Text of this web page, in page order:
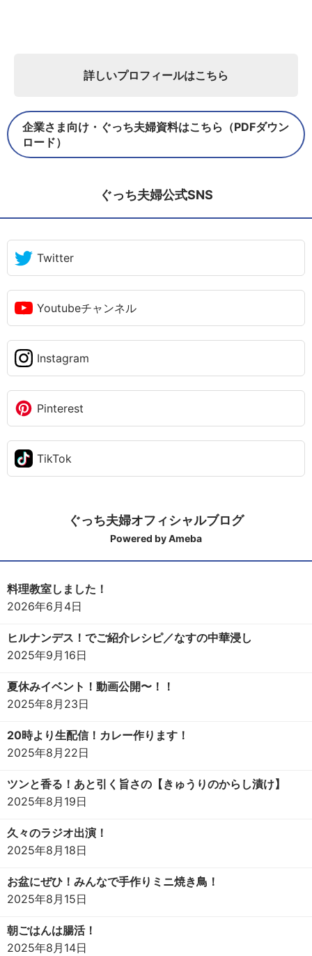
詳しいプロフィールはこちら
企業さま向け・ぐっち夫婦資料はこちら（PDFダウン
ロード）
ぐっち夫婦公式SNS
Twitter
Youtubeチャンネル
Instagram
Pinterest
TikTok
ぐっち夫婦オフィシャルブログ
Powered by Ameba
料理教室しました！
2026年6月4日
ヒルナンデス！でご紹介レシピ／なすの中華浸し
2025年9月16日
夏休みイベント！動画公開〜！！
2025年8月23日
20時より生配信！カレー作ります！
2025年8月22日
ツンと香る！あと引く旨さの【きゅうりのからし漬け】
2025年8月19日
久々のラジオ出演！
2025年8月18日
お盆にぜひ！みんなで手作りミニ焼き鳥！
2025年8月15日
朝ごはんは腸活！
2025年8月14日